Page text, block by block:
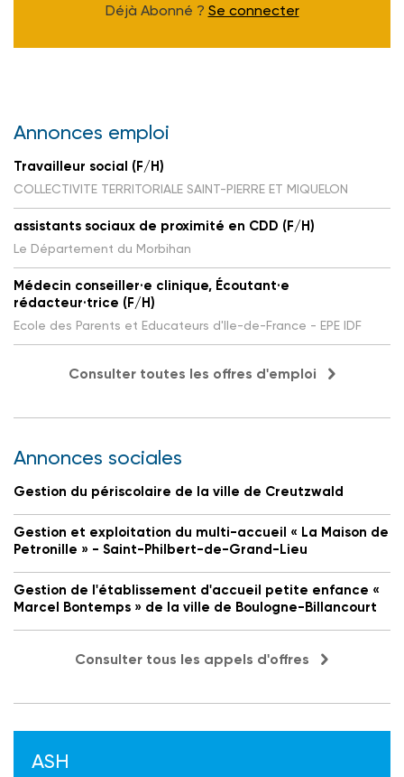
Déjà Abonné ? Se connecter
Annonces emploi
Travailleur social (F/H)
COLLECTIVITE TERRITORIALE SAINT-PIERRE ET MIQUELON
assistants sociaux de proximité en CDD (F/H)
Le Département du Morbihan
Médecin conseiller·e clinique, Écoutant·e
rédacteur·trice (F/H)
Ecole des Parents et Educateurs d'Ile-de-France - EPE IDF
Consulter toutes les offres d'emploi
Annonces sociales
Gestion du périscolaire de la ville de Creutzwald
Gestion et exploitation du multi-accueil « La Maison de
Petronille » - Saint-Philbert-de-Grand-Lieu
Gestion de l'établissement d'accueil petite enfance «
Marcel Bontemps » de la ville de Boulogne-Billancourt
Consulter tous les appels d'offres
ASH